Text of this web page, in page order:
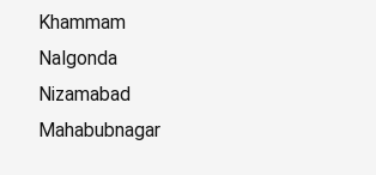
Khammam
Nalgonda
Nizamabad
Mahabubnagar